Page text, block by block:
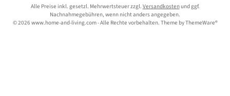
Alle Preise inkl. gesetzl. Mehrwertsteuer zzgl. Versandkostenund ggf.
Nachnahmegebühren, wenn nicht anders angegeben.
© 2026 www.home-and-living.com - Alle Rechte vorbehalten. Theme byThemeWare®